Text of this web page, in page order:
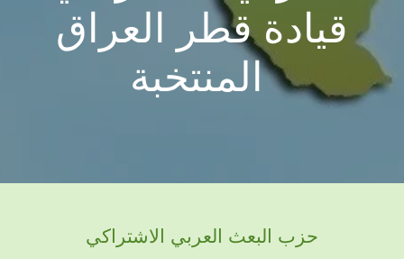
قيادة قطر العراق
المنتخبة
حزب البعث العربي الاشتراكي